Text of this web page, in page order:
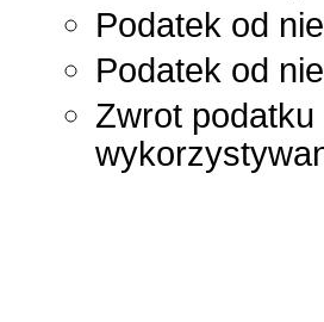
Podatek od
Podatek od
Zwrot